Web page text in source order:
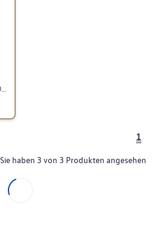
Mittelblau, mit Ladestation, ID. Kollektion
1
Sie haben 3 von 3 Produkten angesehen